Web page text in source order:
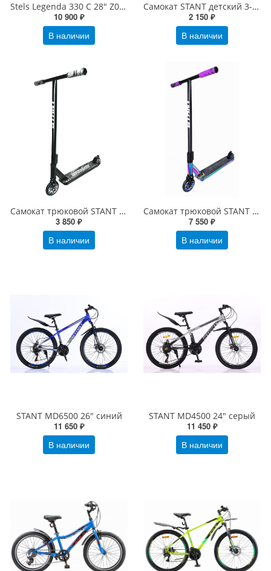
Stels Legenda 330 C 28" Z010
10 900 ₽
В наличии
Самокат STANT детский 3-х колесный M-20 зеленый
2 150 ₽
В наличии
Самокат трюковой STANT ST-200 черный/серый
3 850 ₽
В наличии
Самокат трюковой STANT ST-350 бензин
7 550 ₽
В наличии
STANT MD6500 26" синий
11 650 ₽
В наличии
STANT MD4500 24" серый
11 450 ₽
В наличии